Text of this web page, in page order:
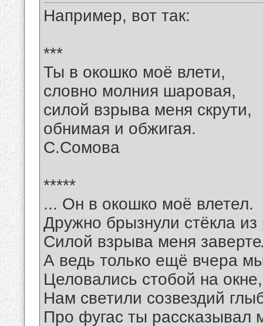
Например, вот так:
***
Ты в окошко моё влети,
словно молния шаровая,
силой взрыва меня скрути,
обнимая и обжигая.
С.Сомова
*****
... Он в окошко моё влетел.
Дружно брызнули стёкла
Силой взрыва меня
А ведь только ещё вчера
Целовались стобой на окне,
Нам светили созвездий
Про фугас ты рассказывал